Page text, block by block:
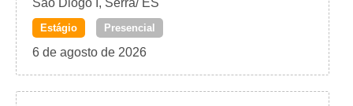
São Diogo I, Serra/ ES
Estágio Presencial
6 de agosto de 2026